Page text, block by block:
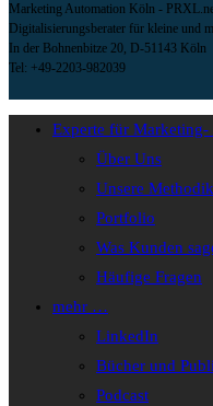
Marketing Automation Köln -
Digitalisierungsberater für kleine und
In der Bohnenbitze 20, D-51143 Köln
Tel: +49-2203-982039
Experte für Marketing-
Über Uns
Unsere Methodik
Portfolio
Was Kunden
Häufige Fragen
mehr …
LinkedIn
Bücher und
Podcast